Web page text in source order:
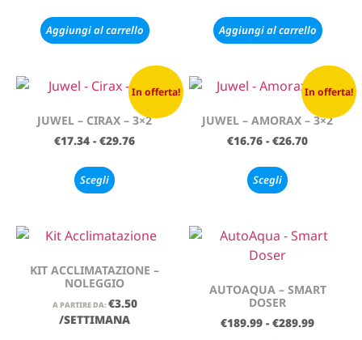
Aggiungi al carrello Aggiungi al carrello
In offerta!
JUWEL – CIRAX – 3×2
€17.34 - €29.76
Scegli
In offerta!
JUWEL – AMORAX – 3×2
€16.76 - €26.70
Scegli
KIT ACCLIMATAZIONE –
NOLEGGIO
A PARTIRE DA: €3.50
/SETTIMANA
AUTOAQUA – SMART
DOSER
€189.99 - €289.99